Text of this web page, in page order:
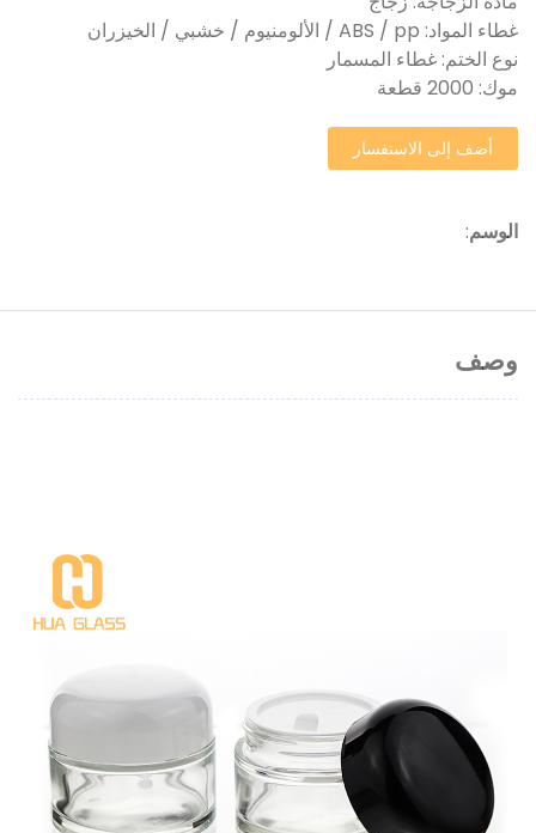
غطاء المواد: ABS / pp / الألومنيوم / خشبي / الخيزران
نوع الختم: غطاء المسمار
موك: 2000 قطعة
أضف إلى الاستفسار
الوسم:
وصف